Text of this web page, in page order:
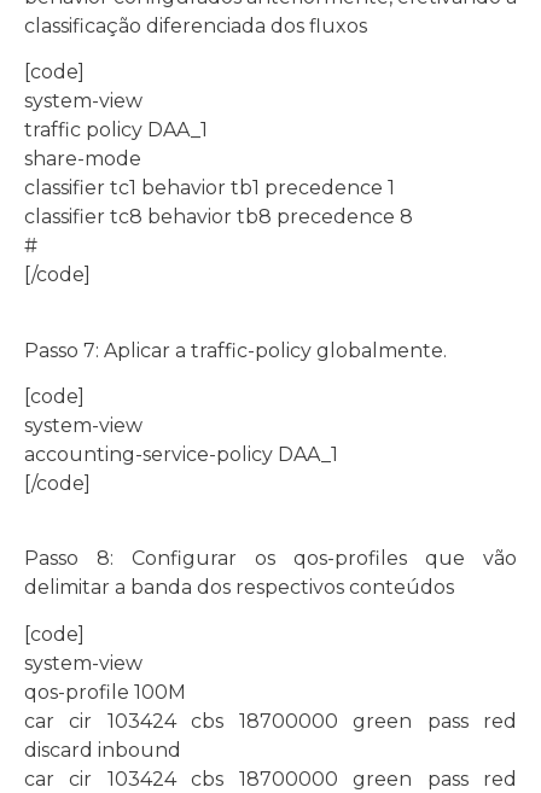
classificação diferenciada dos fluxos
[code]
system-view
traffic policy DAA_1
share-mode
classifier tc1 behavior tb1 precedence 1
classifier tc8 behavior tb8 precedence 8
#
[/code]
Passo 7: Aplicar a traffic-policy globalmente.
[code]
system-view
accounting-service-policy DAA_1
[/code]
Passo 8: Configurar os qos-profiles que vão
delimitar a banda dos respectivos conteúdos
[code]
system-view
qos-profile 100M
car cir 103424 cbs 18700000 green pass red
discard inbound
car cir 103424 cbs 18700000 green pass red